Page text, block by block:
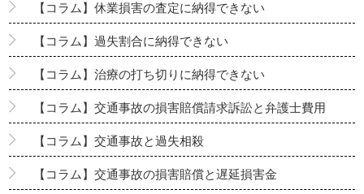
【コラム】休業損害の査定に納得できない
【コラム】過失割合に納得できない
【コラム】治療の打ち切りに納得できない
【コラム】交通事故の損害賠償請求訴訟と弁護士費用
【コラム】交通事故と過失相殺
【コラム】交通事故の損害賠償と遅延損害金